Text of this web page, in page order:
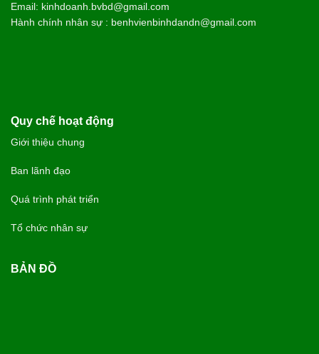
Email: kinhdoanh.bvbd@gmail.com
Hành chính nhân sự : benhvienbinhdandn@gmail.com
Quy chế hoạt động
Giới thiệu chung
Ban lãnh đạo
Quá trình phát triển
Tổ chức nhân sự
BẢN ĐỒ